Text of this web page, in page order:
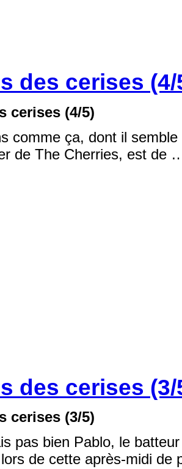
des cerises (4/
cerises (4/5)
comme ça, dont il
de The Cherries, est de
des cerises (3/
cerises (3/5)
pas bien Pablo, le
de cette après-midi